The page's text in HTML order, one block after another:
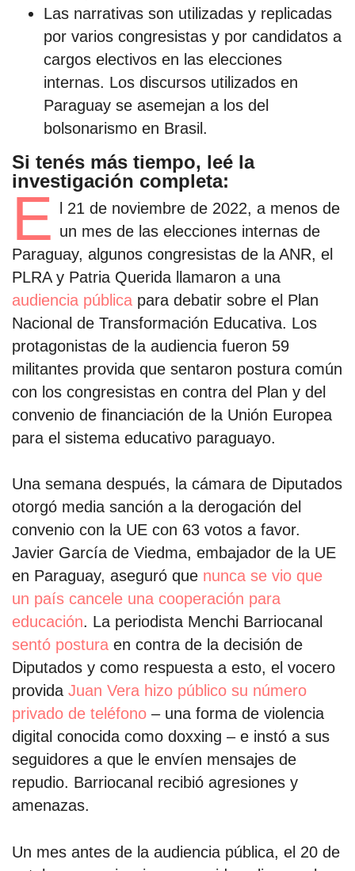
acerca
blog
contacto
Las narrativas son utilizadas y replicadas
por varios congresistas y por candidatos a
cargos electivos en las elecciones
internas. Los discursos utilizados en
Paraguay se asemejan a los del
bolsonarismo en Brasil.
Si tenés más tiempo, leé la
investigación completa:
E
l 21 de noviembre de 2022, a menos de
un mes de las elecciones internas de
Paraguay, algunos congresistas de la ANR, el
PLRA y Patria Querida llamaron a una
audiencia pública para debatir sobre el Plan
Nacional de Transformación Educativa. Los
protagonistas de la audiencia fueron 59
militantes provida que sentaron postura común
con los congresistas en contra del Plan y del
convenio de financiación de la Unión Europea
para el sistema educativo paraguayo.
Una semana después, la cámara de Diputados
otorgó media sanción a la derogación del
convenio con la UE con 63 votos a favor.
Javier García de Viedma, embajador de la UE
en Paraguay, aseguró que nunca se vio que
un país cancele una cooperación para
educación. La periodista Menchi Barriocanal
sentó postura en contra de la decisión de
Diputados y como respuesta a esto, el vocero
provida Juan Vera hizo público su número
privado de teléfono – una forma de violencia
digital conocida como doxxing – e instó a sus
seguidores a que le envíen mensajes de
repudio. Barriocanal recibió agresiones y
amenazas.
Un mes antes de la audiencia pública, el 20 de